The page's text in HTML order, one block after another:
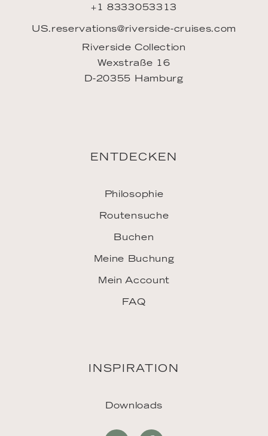
+1 8333053313
US.reservations@riverside-cruises.com
Riverside Collection
Wexstraße 16
D-20355 Hamburg
ENTDECKEN
Philosophie
Routensuche
Buchen
Meine Buchung
Mein Account
FAQ
INSPIRATION
Downloads